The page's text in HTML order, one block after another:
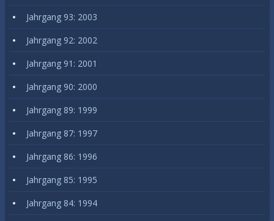
Jahrgang 93: 2003
Jahrgang 92: 2002
Jahrgang 91: 2001
Jahrgang 90: 2000
Jahrgang 89: 1999
Jahrgang 87: 1997
Jahrgang 86: 1996
Jahrgang 85: 1995
Jahrgang 84: 1994